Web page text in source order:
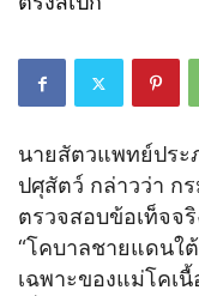
นายสัตวแพทย์ปร
ปศุสัตว์ กล่าวว่า ก
ตรวจสอบข้อเท็จจ
“โคบาลชายแดนใ
เฉพาะของแม่โคเ